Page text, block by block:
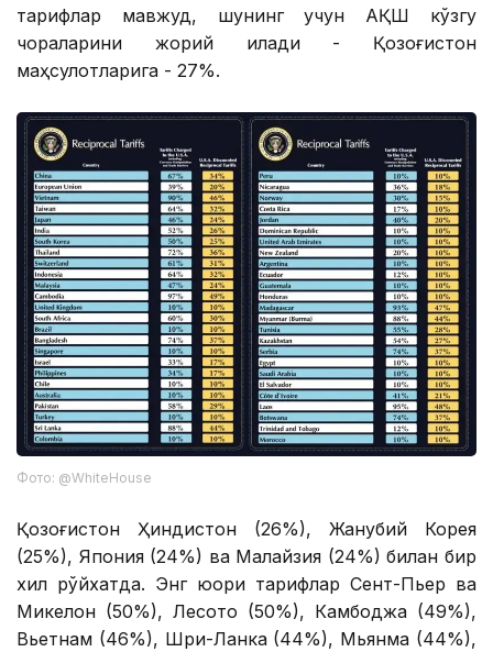
тарифлар мавжуд, шунинг учун АҚШ кўзгу
чораларини жорий қилади - Қозоғистон
маҳсулотларига - 27%.
Фото: @WhiteHouse
Қозоғистон Ҳиндистон (26%), Жанубий Корея
(25%), Япония (24%) ва Малайзия (24%) билан бир
хил рўйхатда. Энг юқори тарифлар Сент-Пьер ва
Микелон (50%), Лесото (50%), Камбоджа (49%),
Вьетнам (46%), Шри-Ланка (44%), Мьянма (44%),